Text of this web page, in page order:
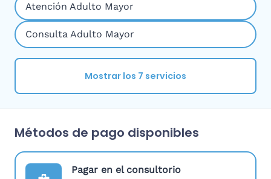
Atención Adulto Mayor
Consulta Adulto Mayor
Mostrar los 7 servicios
Métodos de pago disponibles
Pagar en el consultorio